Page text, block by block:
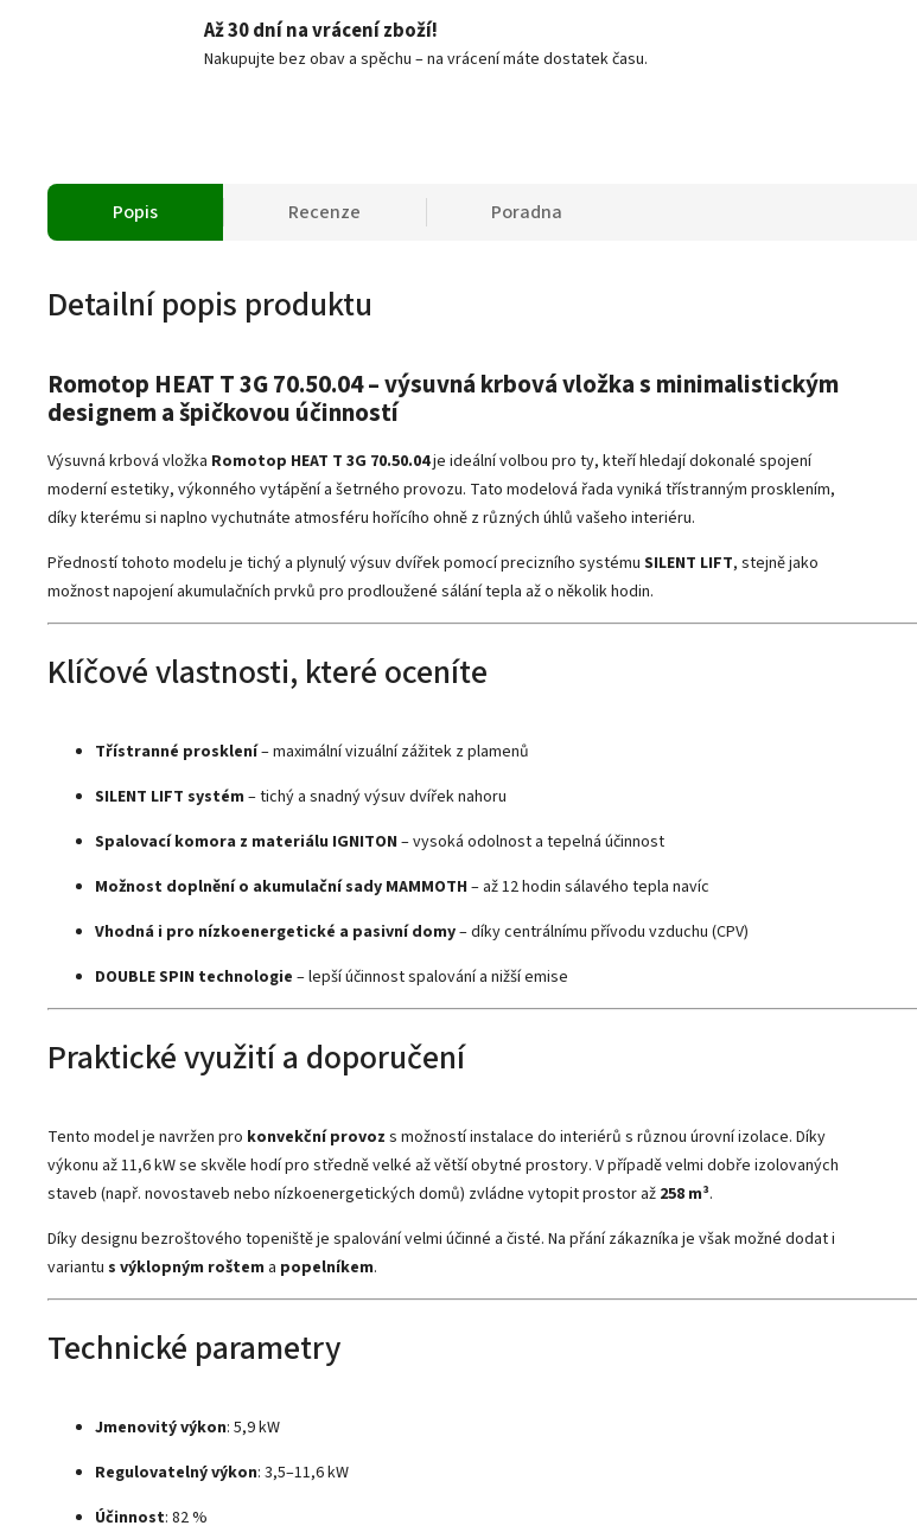
Až 30 dní na vrácení zboží!
Nakupujte bez obav a spěchu – na vrácení máte dostatek času.
Popis Recenze Poradna
Detailní popis produktu
Romotop HEAT T 3G 70.50.04 – výsuvná krbová vložka s minimalistickým
designem a špičkovou účinností
Výsuvná krbová vložka Romotop HEAT T 3G 70.50.04je ideální volbou pro ty, kteří hledají dokonalé spojení
moderní estetiky, výkonného vytápění a šetrného provozu. Tato modelová řada vyniká třístranným prosklením,
díky kterému si naplno vychutnáte atmosféru hořícího ohně z různých úhlů vašeho interiéru.
Předností tohoto modelu je tichý a plynulý výsuv dvířek pomocí precizního systému SILENT LIFT, stejně jako
možnost napojení akumulačních prvků pro prodloužené sálání tepla až o několik hodin.
Klíčové vlastnosti, které oceníte
Třístranné prosklení– maximální vizuální zážitek z plamenů
SILENT LIFT systém – tichý a snadný výsuv dvířek nahoru
Spalovací komora z materiálu IGNITON – vysoká odolnost a tepelná účinnost
Možnost doplnění o akumulační sady MAMMOTH – až 12 hodin sálavého tepla navíc
Vhodná i pro nízkoenergetické a pasivní domy– díky centrálnímu přívodu vzduchu (CPV)
DOUBLE SPIN technologie – lepší účinnost spalování a nižší emise
Praktické využití a doporučení
Tento model je navržen pro konvekční provoz s možností instalace do interiérů s různou úrovní izolace. Díky
výkonu až 11,6 kW se skvěle hodí pro středně velké až větší obytné prostory. V případě velmi dobře izolovaných
staveb (např. novostaveb nebo nízkoenergetických domů) zvládne vytopit prostor až 258 m³.
Díky designu bezroštového topeniště je spalování velmi účinné a čisté. Na přání zákazníka je však možné dodat i
variantu s výklopným roštem a popelníkem.
Technické parametry
Jmenovitý výkon: 5,9 kW
Regulovatelný výkon: 3,5–11,6 kW
Účinnost: 82 %